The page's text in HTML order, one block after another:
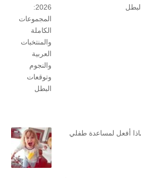
أفعل لمساعدة طفلي